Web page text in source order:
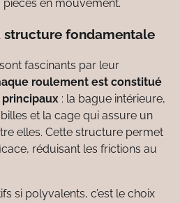
pièces en mouvement.
structure fondamentale
fascinants par leur
roulement est constitué
: la bague intérieure,
et la cage qui assure un
elles. Cette structure permet
réduisant les frictions au
si polyvalents, c’est le choix